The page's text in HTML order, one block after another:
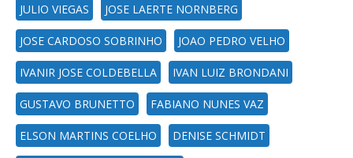
JULIO VIEGAS JOSE LAERTE NORNBERG
JOSE CARDOSO SOBRINHO JOAO PEDRO VELHO
IVANIR JOSE COLDEBELLA IVAN LUIZ BRONDANI
GUSTAVO BRUNETTO FABIANO NUNES VAZ
ELSON MARTINS COELHO DENISE SCHMIDT